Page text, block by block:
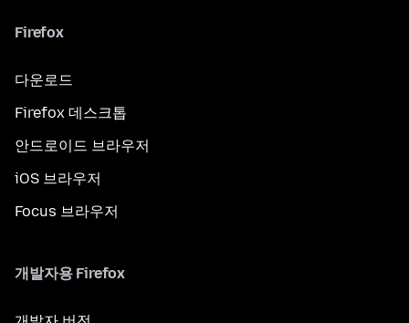
Firefox
다운로드
Firefox 데스크톱
안드로이드 브라우저
iOS 브라우저
Focus 브라우저
개발자용 Firefox